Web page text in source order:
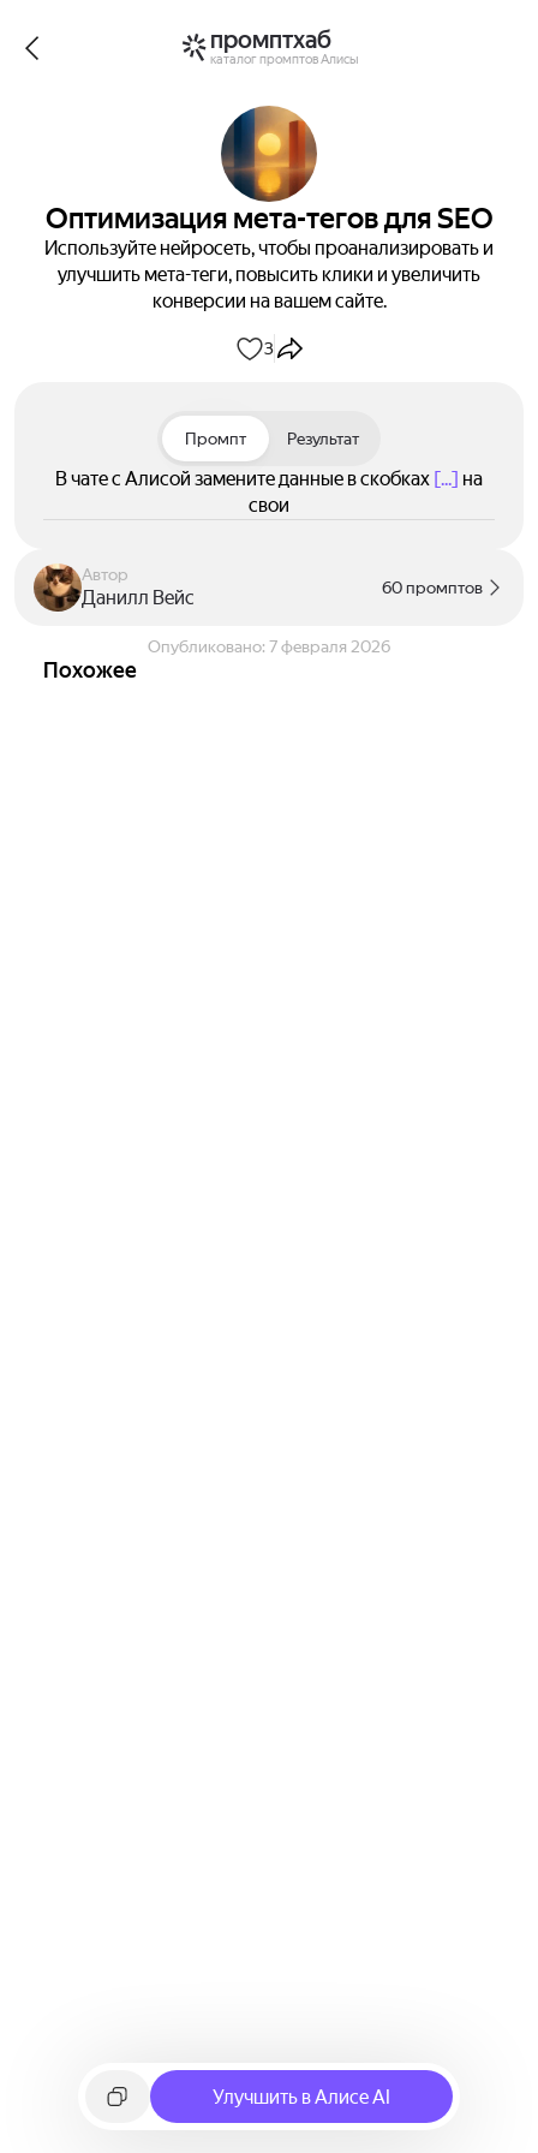
промптхаб
каталог промптов Алисы
Оптимизация мета-тегов для SEO
Используйте нейросеть, чтобы проанализировать и
улучшить мета-теги, повысить клики и увеличить
конверсии на вашем сайте.
3
Промпт Результат
В чате с Алисой замените данные в скобках [...] на
свои
Автор
Данилл Вейс 60 промптов
Опубликовано: 7 февраля 2026
Похожее
Улучшить в Алисе AI